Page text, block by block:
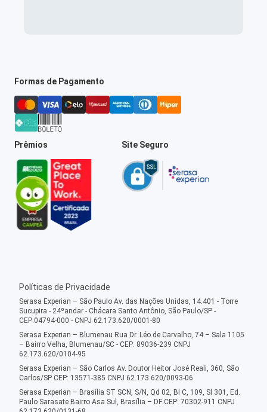
Formas de Pagamento
Prêmios Site Seguro
Políticas de Privacidade
Serasa Experian – São Paulo Av. das Nações Unidas, 14.401 - Torre
Sucupira - 24ºandar - Chácara Santo Antônio, São Paulo/SP -
CEP:04794-000 - CNPJ 62.173.620/0001-80
Serasa Experian – Blumenau Rua Dr. Léo de Carvalho, 74 – Sala 1105
– Bairro Velha, Blumenau/SC - CEP: 89036-239 CNPJ
62.173.620/0104-95
Serasa Experian – São Carlos Av. Doutor Heitor José Reali, 360, São
Carlos/SP CEP: 13571-385 CNPJ 62.173.620/0093-06
Serasa Experian – Brasília ST SCN, S/N, Qd 02, Bl C, 109, Sl 301, Ed.
Paulo Sarasate Bairro Asa Sul, Brasília – DF CEP: 70302-911 CNPJ